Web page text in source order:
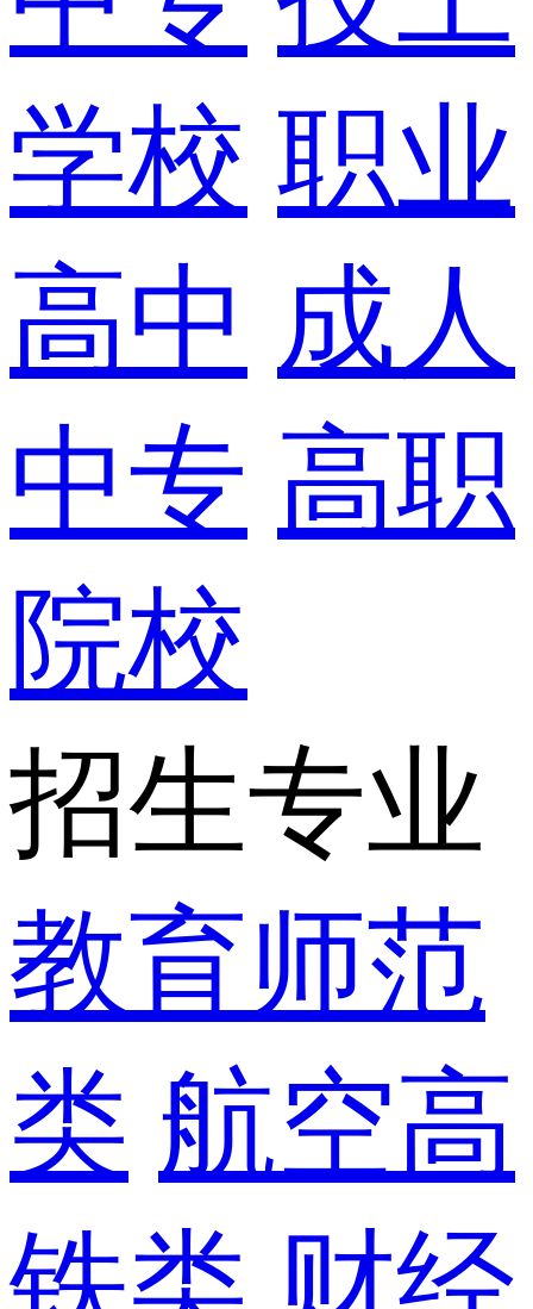
学校 职业
高中 成人
中专 高职
院校
招生专业
教育师范
类 航空高